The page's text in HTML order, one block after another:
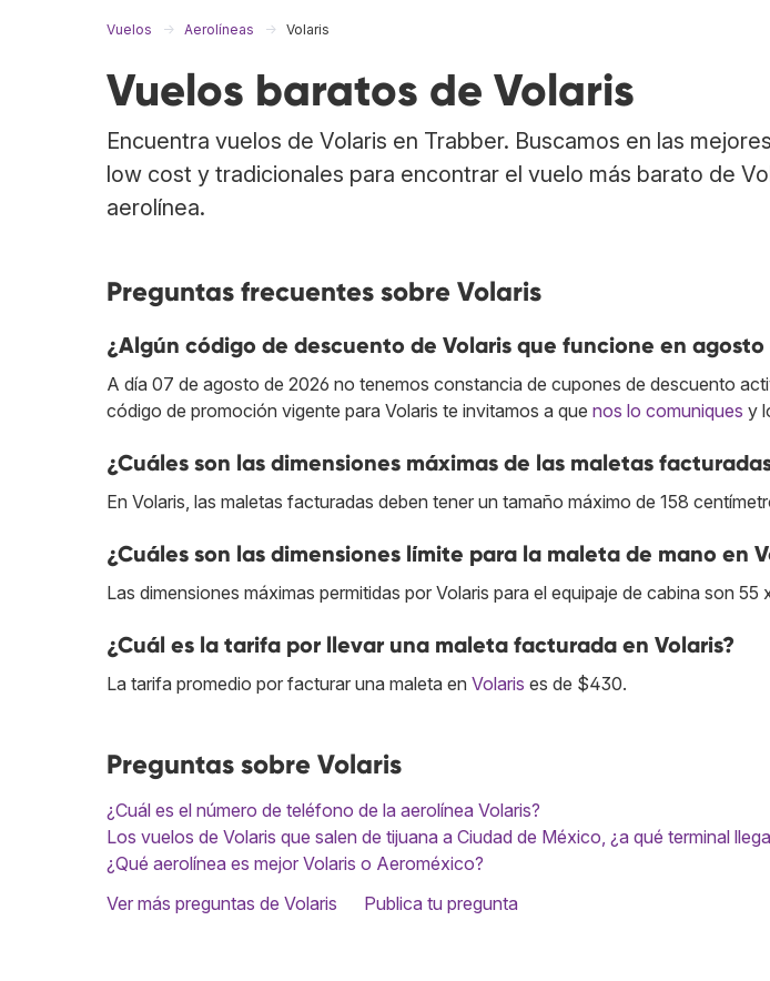
Vuelos Aerolíneas Volaris
Vuelos baratos de Volaris
Encuentra vuelos de Volaris en Trabber. Buscamos en las
low cost y tradicionales para encontrar el vuelo más barato de
aerolínea.
Preguntas frecuentes sobre Volaris
¿Algún código de descuento de Volaris que funcione en agosto
A día 07 de agosto de 2026 no tenemos constancia de cupones de descuento
código de promoción vigente para Volaris te invitamos a que nos lo comuniques y
¿Cuáles son las dimensiones máximas de las maletas
En Volaris, las maletas facturadas deben tener un tamaño máximo de 158
¿Cuáles son las dimensiones límite para la maleta de mano en
Las dimensiones máximas permitidas por Volaris para el equipaje de cabina son
¿Cuál es la tarifa por llevar una maleta facturada en Volaris?
La tarifa promedio por facturar una maleta en Volaris es de $430.
Preguntas sobre Volaris
¿Cuál es el número de teléfono de la aerolínea Volaris?
Los vuelos de Volaris que salen de tijuana a Ciudad de México, ¿a qué terminal
¿Qué aerolínea es mejor Volaris o Aeroméxico?
Ver más preguntas de Volaris
Publica tu pregunta